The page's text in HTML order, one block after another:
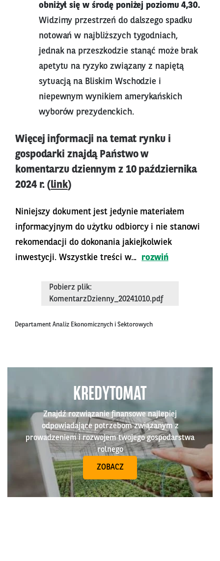
obniżył się w środę poniżej poziomu 4,30.
Widzimy przestrzeń do dalszego spadku
notowań w najbliższych tygodniach,
jednak na przeszkodzie stanąć może brak
apetytu na ryzyko związany z napiętą
sytuacją na Bliskim Wschodzie i
niepewnym wynikiem amerykańskich
wyborów prezydenckich.
Więcej informacji na temat rynku i
gospodarki znajdą Państwo w
komentarzu dziennym z 10 października
2024 r. (link)
Niniejszy dokument jest jedynie materiałem
informacyjnym do użytku odbiorcy i nie stanowi
rekomendacji do dokonania jakiejkolwiek
inwestycji. Wszystkie treści w...
rozwiń
Pobierz plik:
KomentarzDzienny_20241010.pdf
Departament Analiz Ekonomicznych i Sektorowych
KREDYTOMAT
Znajdź rozwiązanie finansowe najlepiej
odpowiadające potrzebom związanym z
prowadzeniem i rozwojem twojego gospodarstwa
rolnego
ZOBACZ